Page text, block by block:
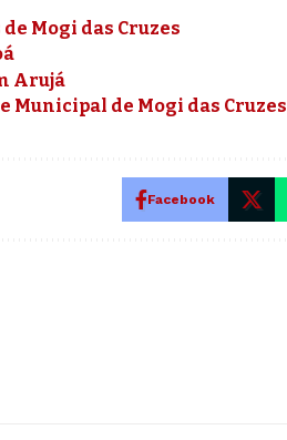
Mogi das Cruzes
Arujá
Municipal de Mogi das Cruzes
Facebook